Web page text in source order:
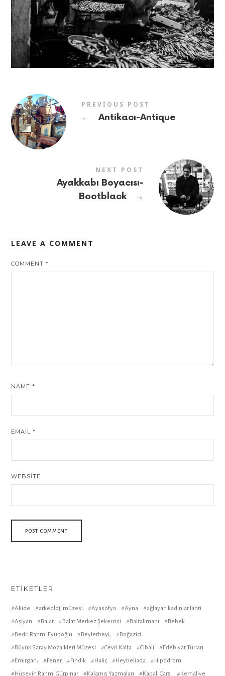
PREVIOUS POST
← Antikacı-Antique
NEXT POST
Ayakkabı Boyacısı-
Bootblack
→
LEAVE A COMMENT
COMMENT*
NAME*
EMAIL*
WEBSITE
ETIKETLER
Akide arkeoloji müzesi Ayasofya Ayna
ağlayan kadınlar lahti
Aşiyan
Balat Balat Merkez Şekercisi Baltalimanı
Bebek
Bedri Rahmi Eyüpoğlu
Beylerbeyi;
Boğaziçi
Büyük Saray Mozaikleri Müzesi
Cevri Kalfa Cibali
Edebiyat Turları
Emirgan;
Fener Fındık Haliç Heybeliada
Hipodrom
Hüseyin Rahmi Gürpınar
Kalamış Yazmaları Kapalı Çarşı Kemaliye